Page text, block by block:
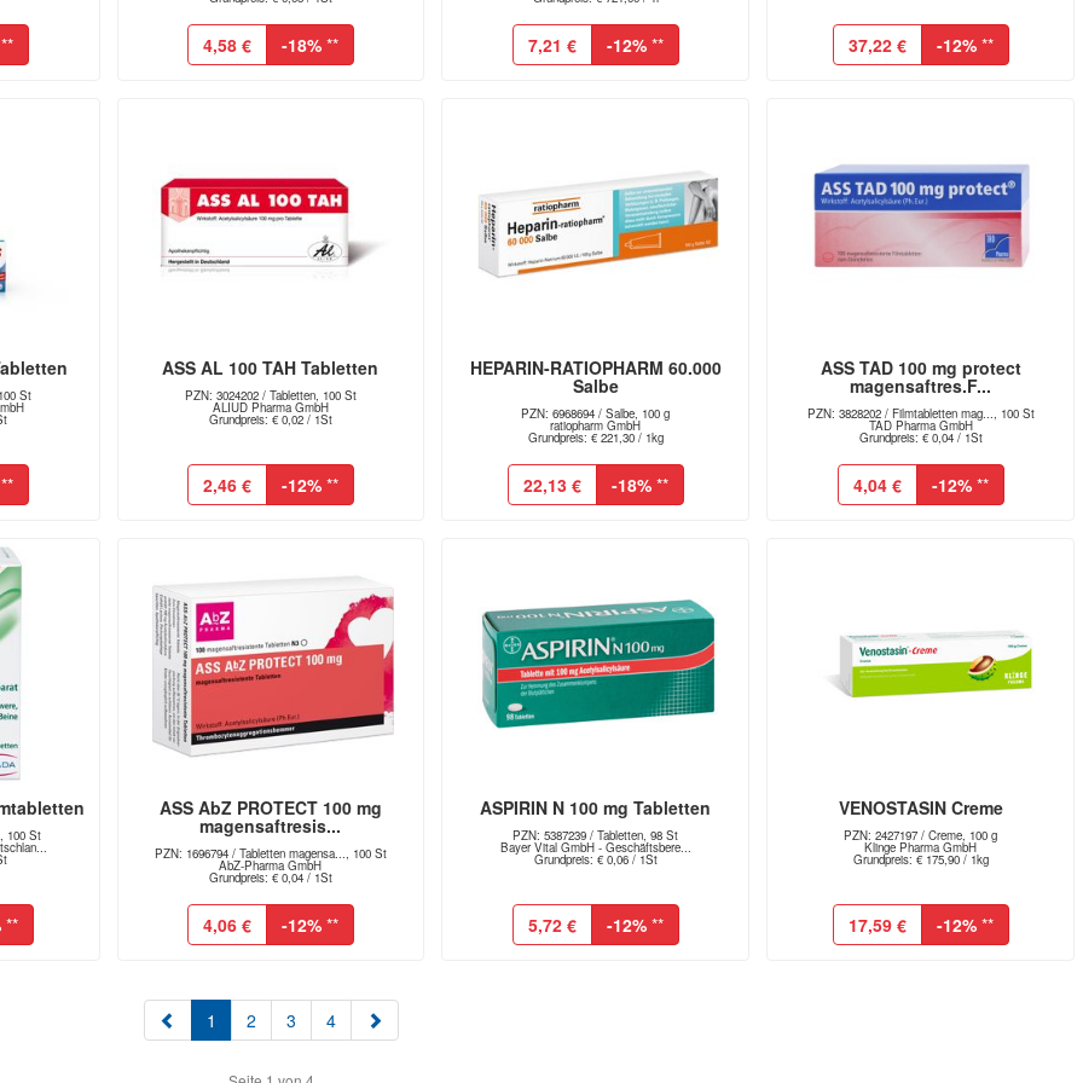
4,58 € -18%** 7,21 € -12%** 37,22 € -12%**
St
ASS AL 100 TAH Tabletten
PZN: 3024202 / Tabletten, 100 St
ALIUD Pharma GmbH
Grundpreis: € 0,02 / 1St
2,46 € -12%**
HEPARIN-RATIOPHARM 60.000
Salbe
PZN: 6968694 / Salbe, 100 g
ratiopharm GmbH
Grundpreis: € 221,30 / 1kg
22,13 € -18%**
ASS TAD 100 mg protect
magensaftres.F...
PZN: 3828202 / Filmtabletten mag..., 100 St
TAD Pharma GmbH
Grundpreis: € 0,04 / 1St
4,04 € -12%**
100 St
**
ASS AbZ PROTECT 100 mg
magensaftresis...
PZN: 1696794 / Tabletten magensa..., 100 St
AbZ-Pharma GmbH
Grundpreis: € 0,04 / 1St
4,06 € -12%**
ASPIRIN N 100 mg Tabletten
PZN: 5387239 / Tabletten, 98 St
Bayer Vital GmbH - Geschäftsbere...
Grundpreis: € 0,06 / 1St
5,72 € -12%**
VENOSTASIN Creme
PZN: 2427197 / Creme, 100 g
Klinge Pharma GmbH
Grundpreis: € 175,90 / 1kg
17,59 € -12%**
1 (aktuell)
2 3 4